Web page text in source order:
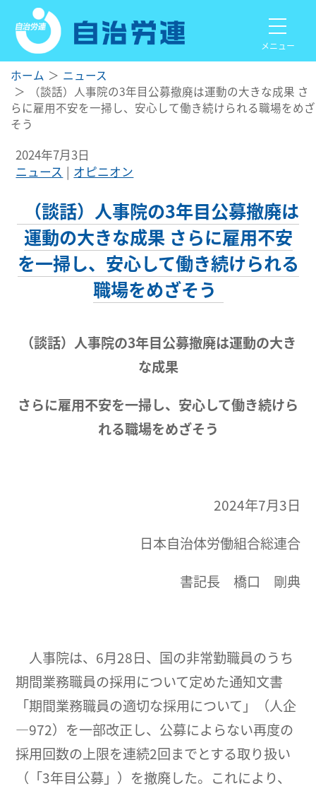
メニュー
ホーム
ニュース
（談話）人事院の3年目公募撤廃は運動の大きな成果 さ
らに雇用不安を一掃し、安心して働き続けられる職場をめざ
そう
2024年7月3日
ニュース
オピニオン
（談話）人事院の3年目公募撤廃は
運動の大きな成果 さらに雇用不安
を一掃し、安心して働き続けられる
職場をめざそう
（談話）人事院の3年目公募撤廃は運動の大き
な成果
さらに雇用不安を一掃し、安心して働き続けら
れる職場をめざそう
2024年7月3日
日本自治体労働組合総連合
書記長 橋口 剛典
人事院は、6月28日、国の非常勤職員のうち
期間業務職員の採用について定めた通知文書
「期間業務職員の適切な採用について」（人企
―972）を一部改正し、公募によらない再度の
採用回数の上限を連続2回までとする取り扱い
（「3年目公募」）を撤廃した。これにより、